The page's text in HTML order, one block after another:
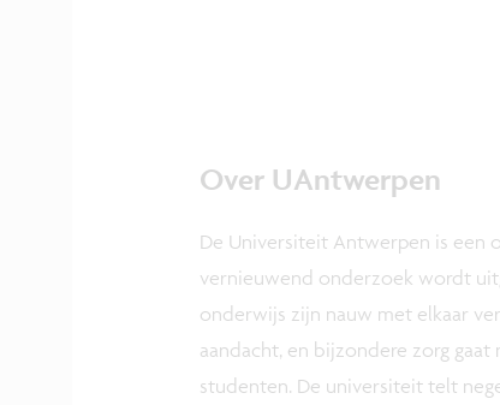
Over UAntwerpen
De Universiteit Antwerpen is een
vernieuwend onderzoek wordt
onderwijs zijn nauw met elkaar
aandacht, en bijzondere zorg
studenten. De universiteit telt